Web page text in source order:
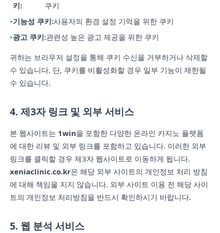
키:
쿠키
기능성 쿠키:사용자의 환경 설정 기억을 위한 쿠키
광고 쿠키:관련성 높은 광고 제공을 위한 쿠키
귀하는 브라우저 설정을 통해 쿠키 수신을 거부하거나 삭제할
수 있습니다. 단, 쿠키를 비활성화할 경우 일부 기능이 제한될
수 있습니다.
4. 제3자 링크 및 외부 서비스
본 웹사이트는 1win을 포함한 다양한 온라인 카지노 플랫폼
에 대한 리뷰 및 외부 링크를 포함하고 있습니다. 이러한 외부
링크를 클릭할 경우 제3자 웹사이트로 이동하게 됩니다.
xeniaclinic.co.kr은 해당 외부 사이트의 개인정보 처리 방침
에 대해 책임을 지지 않습니다. 외부 사이트 이용 전 해당 사이
트의 개인정보 처리방침을 반드시 확인하시기 바랍니다.
5. 웹 분석 서비스